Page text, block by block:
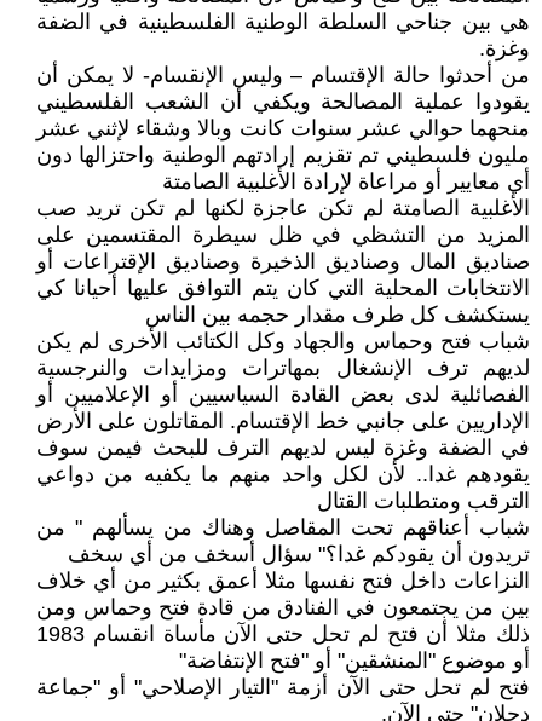
هي بين جناحي السلطة الوطنية الفلسطينية في الضفة
وغزة.
من أحدثوا حالة الإقتسام – وليس الإنقسام- لا يمكن أن
يقودوا عملية المصالحة ويكفي أن الشعب الفلسطيني
منحهما حوالي عشر سنوات كانت وبالا وشقاء لإثني عشر
مليون فلسطيني تم تقزيم إرادتهم الوطنية واحتزالها دون
أي معايير أو مراعاة لإرادة الأغلبية الصامتة
الأغلبية الصامتة لم تكن عاجزة لكنها لم تكن تريد صب
المزيد من التشظي في ظل سيطرة المقتسمين على
صناديق المال وصناديق الذخيرة وصناديق الإقتراعات أو
الانتخابات المحلية التي كان يتم التوافق عليها أحيانا كي
يستكشف كل طرف مقدار حجمه بين الناس
شباب فتح وحماس والجهاد وكل الكتائب الأخرى لم يكن
لديهم ترف الإنشغال بمهاترات ومزايدات والنرجسية
الفصائلية لدى بعض القادة السياسيين أو الإعلاميين أو
الإداريين على جانبي خط الإقتسام. المقاتلون على الأرض
في الضفة وغزة ليس لديهم الترف للبحث فيمن سوف
يقودهم غدا.. لأن لكل واحد منهم ما يكفيه من دواعي
الترقب ومتطلبات القتال
شباب أعناقهم تحت المقاصل وهناك من يسألهم " من
تريدون أن يقودكم غدا؟" سؤال أسخف من أي سخف
النزاعات داخل فتح نفسها مثلا أعمق بكثير من أي خلاف
بين من يجتمعون في الفنادق من قادة فتح وحماس ومن
ذلك مثلا أن فتح لم تحل حتى الآن مأساة انقسام 1983
أو موضوع "المنشقين" أو "فتح الإنتفاضة"
فتح لم تحل حتى الآن أزمة "التيار الإصلاحي" أو "جماعة
دحلان" حتى الآن.